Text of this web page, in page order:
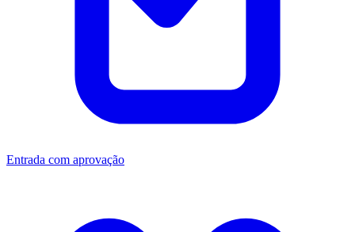
Entrada com aprovação